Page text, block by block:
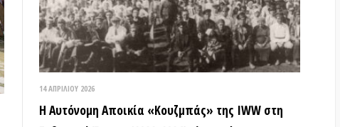
18 ΑΠΡΙΛΊΟΥ 2026
Τα ιστορικά μνημεία είναι κοινά
αγαθά! (Βίντεο εκδήλωσης) –
Παγκόσμια Μέρα Μνημείων
15 ΜΑΡΤΊΟΥ 2026